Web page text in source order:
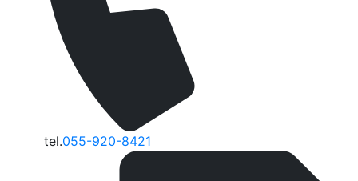
tel.055-920-8421